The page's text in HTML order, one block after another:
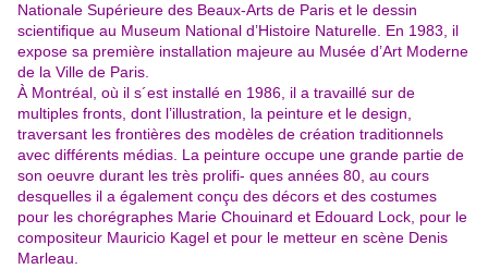
Nationale Supérieure des Beaux-Arts de Paris et le dessin
scientifique au Museum National d’Histoire Naturelle. En 1983, il
expose sa première installation majeure au Musée d’Art Moderne
de la Ville de Paris.
À Montréal, où il s´est installé en 1986, il a travaillé sur de
multiples fronts, dont l’illustration, la peinture et le design,
traversant les frontières des modèles de création traditionnels
avec différents médias. La peinture occupe une grande partie de
son oeuvre durant les très prolifi- ques années 80, au cours
desquelles il a également conçu des décors et des costumes
pour les chorégraphes Marie Chouinard et Edouard Lock, pour le
compositeur Mauricio Kagel et pour le metteur en scène Denis
Marleau.